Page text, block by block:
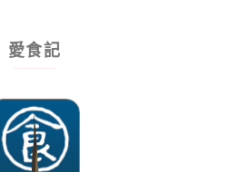
愛食記